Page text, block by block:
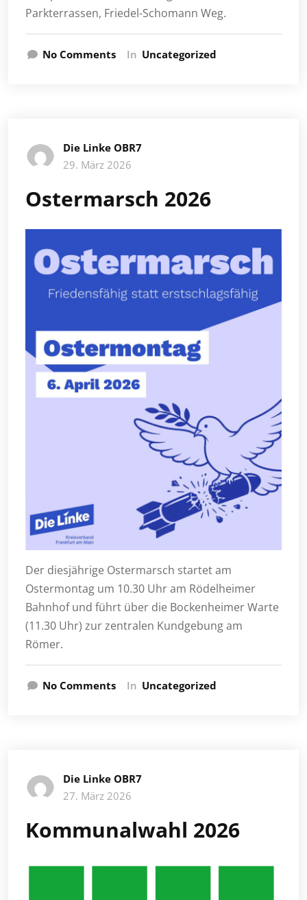
Parkterrassen, Friedel-Schomann Weg.
No Comments In Uncategorized
Die Linke OBR7
29. März 2026
Ostermarsch 2026
Der diesjährige Ostermarsch startet am
Ostermontag um 10.30 Uhr am Rödelheimer
Bahnhof und führt über die Bockenheimer Warte
(11.30 Uhr) zur zentralen Kundgebung am
Römer.
No Comments In Uncategorized
Die Linke OBR7
27. März 2026
Kommunalwahl 2026